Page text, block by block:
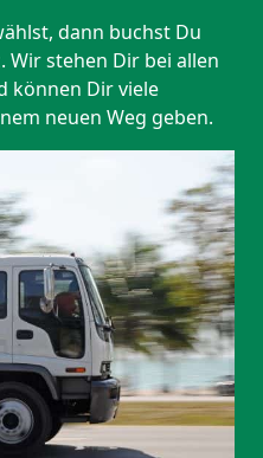
dann buchst Du
stehen Dir bei allen
können Dir viele
neuen Weg geben.